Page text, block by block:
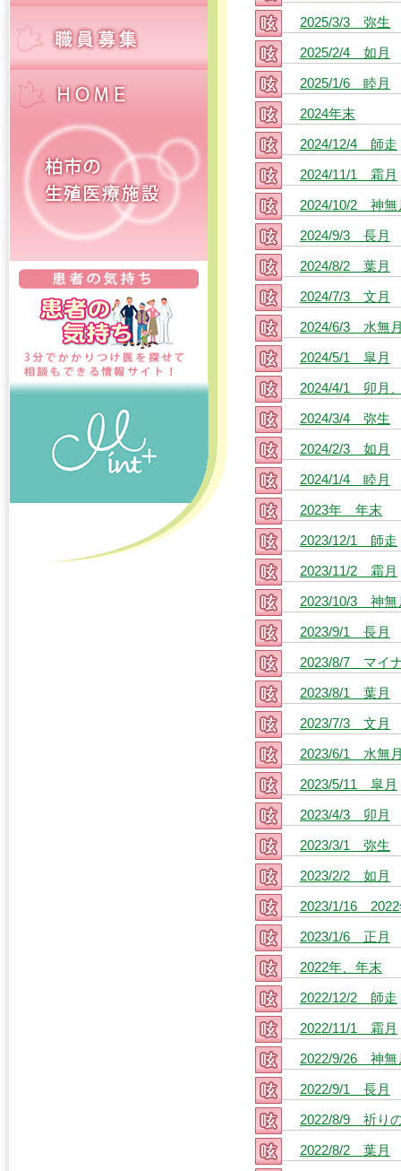
2025/3/3 弥生
2025/2/4 如月
2025/1/6 睦月
2024年末
2024/12/4 師走
2024/11/1 霜月
2024/10/2 神無
2024/9/3 長月
2024/8/2 葉月
2024/7/3 文月
2024/6/3 水無
2024/5/1 皐月
2024/4/1 卯月
2024/3/4 弥生
2024/2/3 如月
2024/1/4 睦月
2023年 年末
2023/12/1 師走
2023/11/2 霜月
2023/10/3 神無
2023/9/1 長月
2023/8/7 マイ
2023/8/1 葉月
2023/7/3 文月
2023/6/1 水無
2023/5/11 皐月
2023/4/3 卯月
2023/3/1 弥生
2023/2/2 如月
2023/1/16 2022
2023/1/6 正月
2022年、年末
2022/12/2 師走
2022/11/1 霜月
2022/9/26 神無
2022/9/1 長月
2022/8/9 祈り
2022/8/2 葉月